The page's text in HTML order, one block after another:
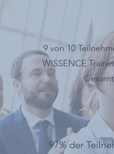
9 von 10
WISSENCE
97% der